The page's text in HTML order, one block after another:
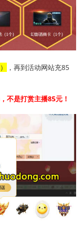
，再到活动网站充85
不是打赏主播85元！